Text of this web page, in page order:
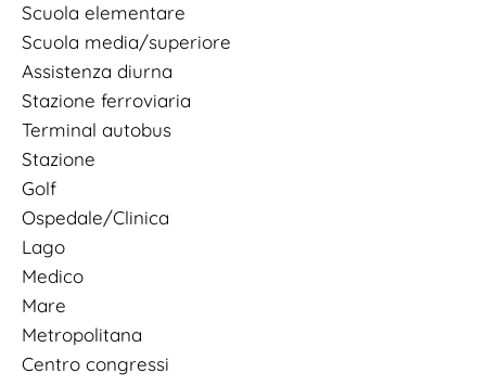
Scuola elementare
Scuola media/superiore
Assistenza diurna
Stazione ferroviaria
Terminal autobus
Stazione
Golf
Ospedale/Clinica
Lago
Medico
Mare
Metropolitana
Centro congressi